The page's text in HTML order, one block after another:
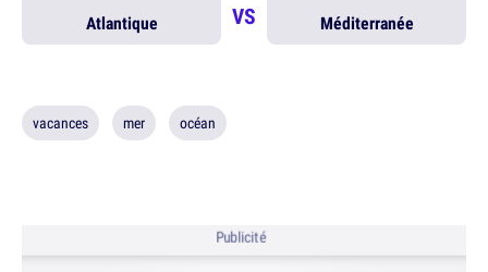
Atlantique VS Méditerranée
vacances mer océan
Publicité